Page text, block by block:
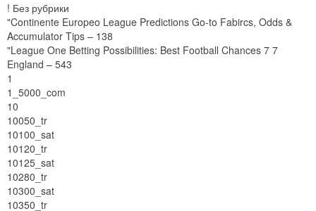
! Без рубрики
"Continente Europeo League Predictions Go-to Fabircs, Odds &
Accumulator Tips – 138
"League One Betting Possibilities: Best Football Chances 7 7
England – 543
1
1_5000_com
10
10050_tr
10100_sat
10120_tr
10125_sat
10280_tr
10300_sat
10350_tr